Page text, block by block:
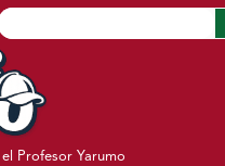
Profesor Yarumo